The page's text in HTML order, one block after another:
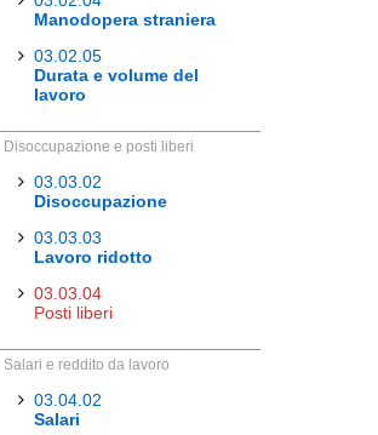
Manodopera straniera
03.02.05
Durata e volume del
lavoro
Disoccupazione e posti liberi
03.03.02
Disoccupazione
03.03.03
Lavoro ridotto
03.03.04
Posti liberi
Salari e reddito da lavoro
03.04.02
Salari